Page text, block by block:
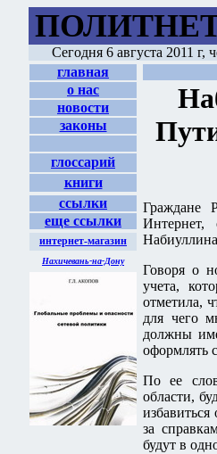
Сегодня 6 августа 2011 г,
главная
о нас
новости
законы
глоссарий
книги
ссылки
еще ссылки
интернет-магазин
Нахичевань-на-Дону
Граждане
Интернет,
Говоря о
учета,
отметила,
для чего
должны
оформлять
По ее
области,
за
будут в